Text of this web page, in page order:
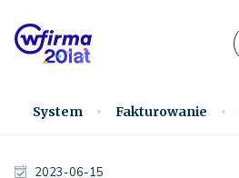
System Fakturowanie
2023-06-15